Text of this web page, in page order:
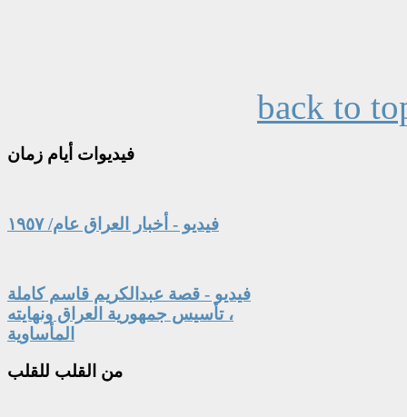
back to
فيديوات أيام زمان
فيديو - أخبار العراق عام/ ١٩٥٧
فيديو - قصة عبدالكريم قاسم كاملة
، تأسيس جمهورية العراق ونهايته
المأساوية
من القلب للقلب